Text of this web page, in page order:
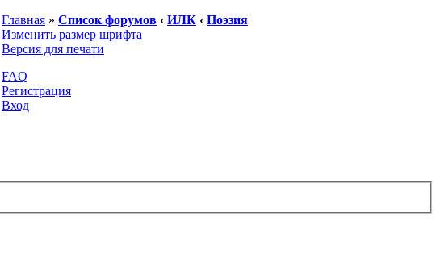
Главная » Список форумов ‹ ИЛК ‹ Поэзия
Изменить размер шрифта
Версия для печати
FAQ
Регистрация
Вход